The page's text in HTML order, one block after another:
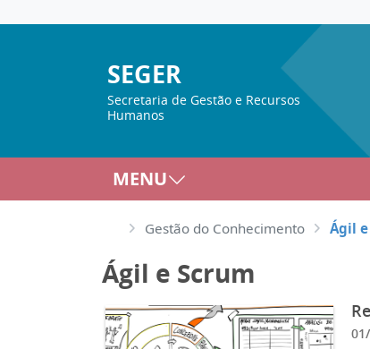
SEGER
Secretaria de Gestão e Recursos
Humanos
MENU
Gestão do Conhecimento Ágil
Ágil e Scrum